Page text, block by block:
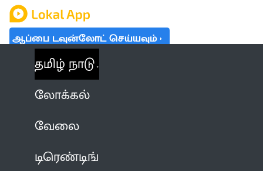
ஆப்பை டவுன்லோட் செய்யவும்
தமிழ் நாடு
லோக்கல்
வேலை
டிரெண்டிங்